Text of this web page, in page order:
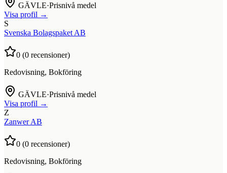
GÄVLE·Prisnivå medel
Visa profil →
S
Svenska Bolagspaket AB
0 (0 recensioner)
Redovisning, Bokföring
GÄVLE·Prisnivå medel
Visa profil →
Z
Zanwer AB
0 (0 recensioner)
Redovisning, Bokföring